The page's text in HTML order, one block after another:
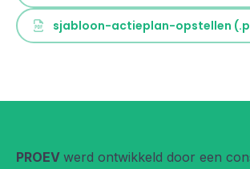
sjabloon-actieplan-opstellen
PROEV werd ontwikkeld door een